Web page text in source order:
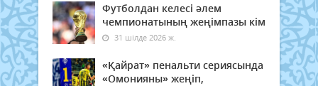
Футболдан келесі әлем
чемпионатының жеңімпазы кім
31 шілде 2026 ж.
«Қайрат» пенальти сериясында
«Омонияны» жеңіп,